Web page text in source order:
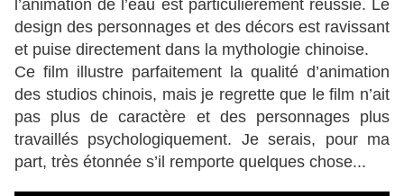
l’animation de l’eau est particulièrement réussie. Le
design des personnages et des décors est ravissant
et puise directement dans la mythologie chinoise.
Ce film illustre parfaitement la qualité d’animation
des studios chinois, mais je regrette que le film n’ait
pas plus de caractère et des personnages plus
travaillés psychologiquement. Je serais, pour ma
part, très étonnée s’il remporte quelques chose...